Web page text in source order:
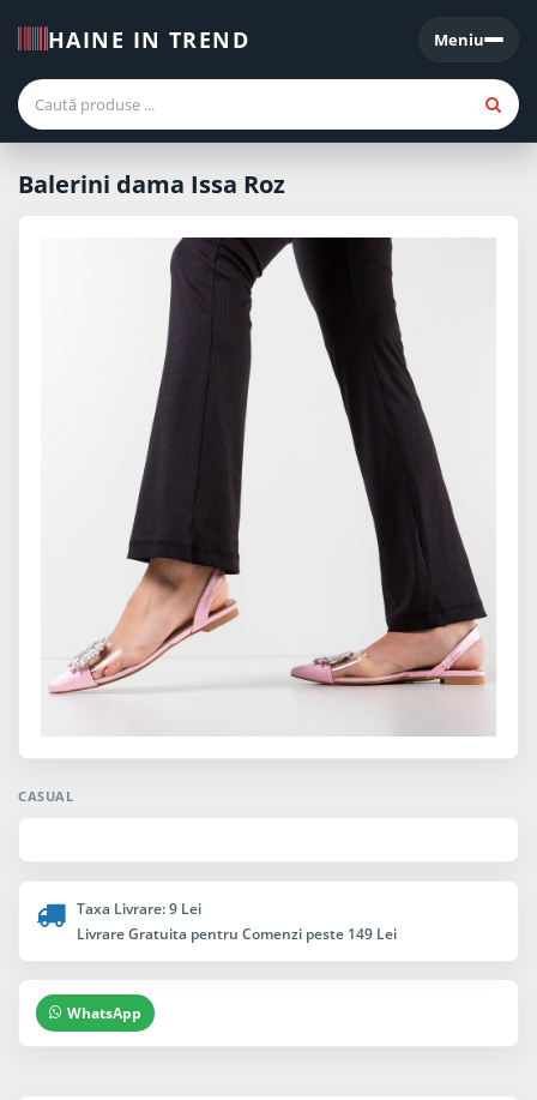
HAINE IN TREND Meniu
Meniu
Balerini dama Issa Roz
CASUAL
Taxa Livrare: 9 Lei
Livrare Gratuita pentru Comenzi peste 149 Lei
WhatsApp